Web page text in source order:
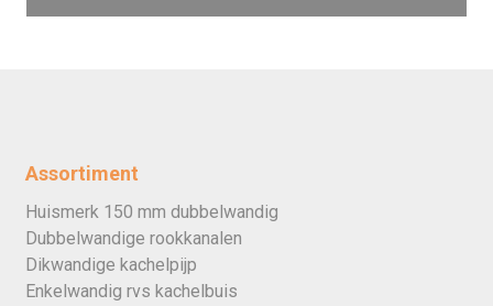
Assortiment
Huismerk 150 mm dubbelwandig
Dubbelwandige rookkanalen
Dikwandige kachelpijp
Enkelwandig rvs kachelbuis